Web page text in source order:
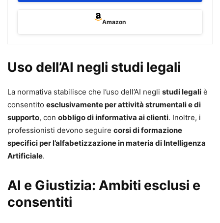
workflow efficaci e verificare gli output, anche in contesti
richieste efficaci, capire come “nasce” una
risposta e usare l’AI con maggiore controllo
Riduci rischi ed errori: focus su allucinazioni,
bias, finestra di contesto e tecniche pratiche di
mitigazione (con regole operative)
Costruisci un workflow, non un trucco:
dall’uso
“solo ChatGPT” a un metodo strutturato per
redazione, ricerca, analisi e comunicazione
casi pratici per arrivare a testi finali migliori
Ricerca e verifica delle fonti:
Amazon
Uso dell’AI negli studi legali
La normativa stabilisce che l’uso dell’AI negli studi legali è
consentito esclusivamente per attività strumentali e di
supporto, con obbligo di informativa ai clienti. Inoltre, i
professionisti devono seguire corsi di formazione
specifici per l’alfabetizzazione in materia di Intelligenza
Artificiale.
AI e Giustizia: Ambiti esclusi e
consentiti